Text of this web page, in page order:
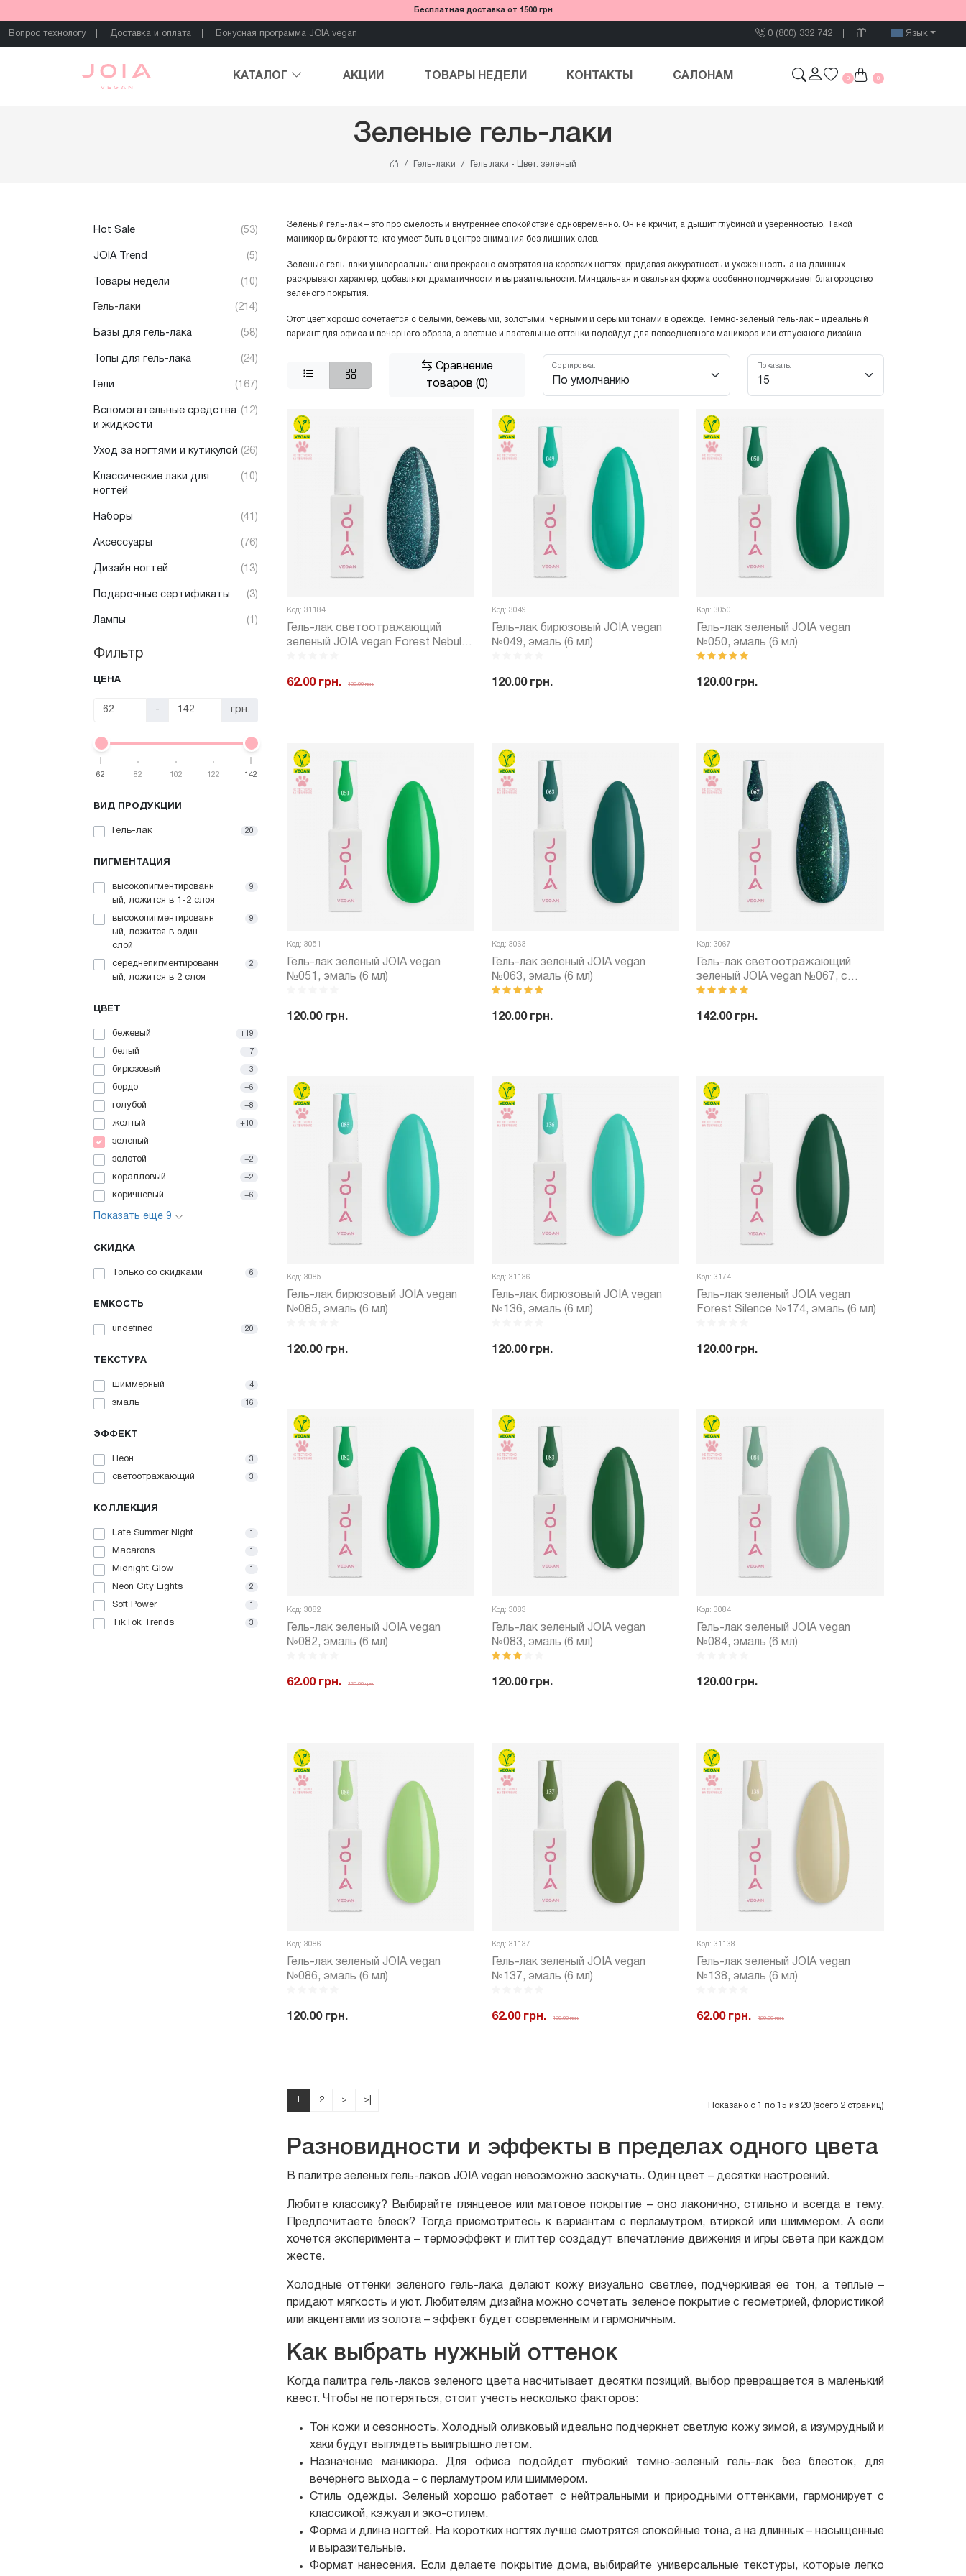
Бесплатная доставка от 1500 грн
Вопрос технологу Доставка и оплата Бонусная программа JOIA vegan 0 (800) 332 742 Язык
КАТАЛОГ АКЦИИ ТОВАРЫ НЕДЕЛИ КОНТАКТЫ САЛОНАМ 0 0
Зеленые гель-лаки
Гель-лаки Гель лаки - Цвет: зеленый
Hot Sale (53)
JOIA Trend (5)
Товары недели (10)
Гель-лаки (214)
Базы для гель-лака (58)
Топы для гель-лака (24)
Гели (167)
Вспомогательные средства
и жидкости
(12)
Уход за ногтями и кутикулой (26)
Классические лаки для
ногтей
(10)
Наборы (41)
Аксессуары (76)
Дизайн ногтей (13)
Подарочные сертификаты (3)
Лампы (1)
Фильтр
ЦЕНА
- грн.
62 82 102 122 142
ВИД ПРОДУКЦИИ
Гель-лак 20
ПИГМЕНТАЦИЯ
высокопигментированн
ый, ложится в 1-2 слоя
9
высокопигментированн
ый, ложится в один
слой
9
середнепигментированн
ый, ложится в 2 слоя
2
ЦВЕТ
бежевый +19
белый +7
бирюзовый +3
бордо +6
голубой +8
желтый +10
зеленый
золотой +2
коралловый +2
коричневый +6
Показать еще 9
СКИДКА
Только со cкидками 6
ЕМКОСТЬ
undefined 20
ТЕКСТУРА
шиммерный 4
эмаль 16
ЭФФЕКТ
Неон 3
светоотражающий 3
КОЛЛЕКЦИЯ
Late Summer Night 1
Macarons 1
Midnight Glow 1
Neon City Lights 2
Soft Power 1
TikTok Trends 3
Зелёный гель-лак – это про смелость и внутреннее спокойствие одновременно. Он не кричит, а дышит глубиной и уверенностью. Такой
маникюр выбирают те, кто умеет быть в центре внимания без лишних слов.
Зеленые гель-лаки универсальны: они прекрасно смотрятся на коротких ногтях, придавая аккуратность и ухоженность, а на длинных –
раскрывают характер, добавляют драматичности и выразительности. Миндальная и овальная форма особенно подчеркивает благородство
зеленого покрытия.
Этот цвет хорошо сочетается с белыми, бежевыми, золотыми, черными и серыми тонами в одежде. Темно-зеленый гель-лак – идеальный
вариант для офиса и вечернего образа, а светлые и пастельные оттенки подойдут для повседневного маникюра или отпускного дизайна.
Сравнение
товаров (0)
Сортировка: Показать:
Код: 31184
Гель-лак светоотражающий
зеленый JOIA vegan Forest Nebula
62.00 грн. 120.00 грн.
Код: 3049
Гель-лак бирюзовый JOIA vegan
№049, эмаль (6 мл)
120.00 грн.
Код: 3050
Гель-лак зеленый JOIA vegan
№050, эмаль (6 мл)
120.00 грн.
Код: 3051
Гель-лак зеленый JOIA vegan
№051, эмаль (6 мл)
120.00 грн.
Код: 3063
Гель-лак зеленый JOIA vegan
№063, эмаль (6 мл)
120.00 грн.
Код: 3067
Гель-лак светоотражающий
зеленый JOIA vegan №067, с
шиммером (6 мл)
142.00 грн.
Код: 3085
Гель-лак бирюзовый JOIA vegan
№085, эмаль (6 мл)
120.00 грн.
Код: 31136
Гель-лак бирюзовый JOIA vegan
№136, эмаль (6 мл)
120.00 грн.
Код: 3174
Гель-лак зеленый JOIA vegan
Forest Silence №174, эмаль (6 мл)
120.00 грн.
Код: 3082
Гель-лак зеленый JOIA vegan
№082, эмаль (6 мл)
62.00 грн. 120.00 грн.
Код: 3083
Гель-лак зеленый JOIA vegan
№083, эмаль (6 мл)
120.00 грн.
Код: 3084
Гель-лак зеленый JOIA vegan
№084, эмаль (6 мл)
120.00 грн.
Код: 3086
Гель-лак зеленый JOIA vegan
№086, эмаль (6 мл)
120.00 грн.
Код: 31137
Гель-лак зеленый JOIA vegan
№137, эмаль (6 мл)
62.00 грн. 120.00 грн.
Код: 31138
Гель-лак зеленый JOIA vegan
№138, эмаль (6 мл)
62.00 грн. 120.00 грн.
1 2 > >|
Показано с 1 по 15 из 20 (всего 2 страниц)
Разновидности и эффекты в пределах одного цвета
В палитре зеленых гель-лаков JOIA vegan невозможно заскучать. Один цвет – десятки настроений.
Любите классику? Выбирайте глянцевое или матовое покрытие – оно лаконично, стильно и всегда в тему.
Предпочитаете блеск? Тогда присмотритесь к вариантам с перламутром, втиркой или шиммером. А если
хочется эксперимента – термоэффект и глиттер создадут впечатление движения и игры света при каждом
жесте.
Холодные оттенки зеленого гель-лака делают кожу визуально светлее, подчеркивая ее тон, а теплые –
придают мягкость и уют. Любителям дизайна можно сочетать зеленое покрытие с геометрией, флористикой
или акцентами из золота – эффект будет современным и гармоничным.
Как выбрать нужный оттенок
Когда палитра гель-лаков зеленого цвета насчитывает десятки позиций, выбор превращается в маленький
квест. Чтобы не потеряться, стоит учесть несколько факторов:
Тон кожи и сезонность. Холодный оливковый идеально подчеркнет светлую кожу зимой, а изумрудный и
хаки будут выглядеть выигрышно летом.
Назначение маникюра. Для офиса подойдет глубокий темно-зеленый гель-лак без блесток, для
вечернего выхода – с перламутром или шиммером.
Стиль одежды. Зеленый хорошо работает с нейтральными и природными оттенками, гармонирует с
классикой, кэжуал и эко-стилем.
Форма и длина ногтей. На коротких ногтях лучше смотрятся спокойные тона, а на длинных – насыщенные
и выразительные.
Формат нанесения. Если делаете покрытие дома, выбирайте универсальные текстуры, которые легко